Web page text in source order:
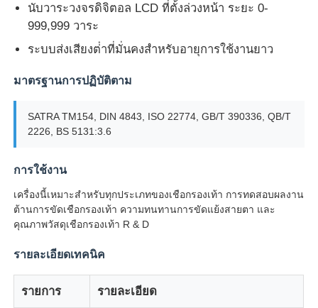
ขออ้าง
ห้องทดสอบสิ่งแวดล้อม
เครื่องทดสอบแรงกระแทก
เครื่องทดสอบการบด
อุปกรณ์ทดสอบยาง
นับวาระวงจรดิจิตอล LCD ที่ตั้งล่วงหน้า ระยะ 0-
999,999 วาระ
ระบบส่งเสียงต่ําที่มั่นคงสําหรับอายุการใช้งานยาว
มาตรฐานการปฏิบัติตาม
SATRA TM154, DIN 4843, ISO 22774, GB/T 390336, QB/T
2226, BS 5131:3.6
การใช้งาน
เครื่องนี้เหมาะสําหรับทุกประเภทของเชือกรองเท้า การทดสอบผลงาน
ต้านการขัดเชือกรองเท้า ความทนทานการขัดแย้งสายตา และ
คุณภาพวัสดุเชือกรองเท้า R & D
รายละเอียดเทคนิค
รายการ รายละเอียด